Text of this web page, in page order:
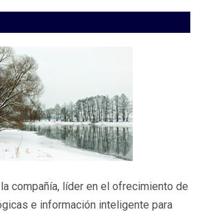
compañía, líder en el ofrecimiento de
e información inteligente para